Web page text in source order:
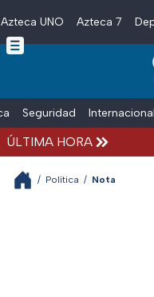
Skip to main content
Azteca UNO Azteca 7
Seguridad Internacional
ÚLTIMA HORA
/ Política / Nota